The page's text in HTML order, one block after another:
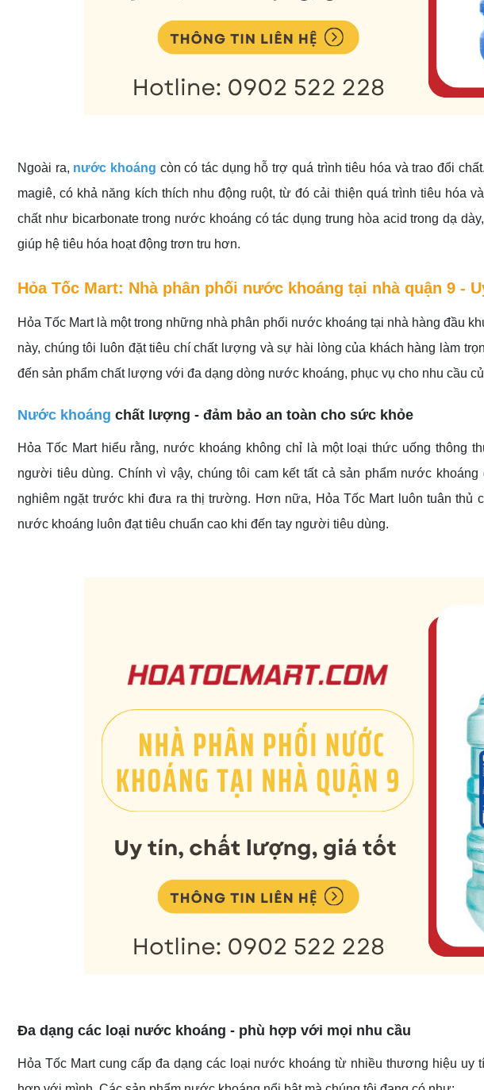
Ngoài ra, nước khoáng còn có tác dụng hỗ trợ quá trình tiêu hóa và trao đổi
magiê, có khả năng kích thích nhu động ruột, từ đó cải thiện quá trình tiêu hóa
chất như bicarbonate trong nước khoáng có tác dụng trung hòa acid trong dạ
giúp hệ tiêu hóa hoạt động trơn tru hơn.
Hỏa Tốc Mart: Nhà phân phối nước khoáng tại nhà quận 9 -
Hỏa Tốc Mart là một trong những nhà phân phối nước khoáng tại nhà hàng đầu
này, chúng tôi luôn đặt tiêu chí chất lượng và sự hài lòng của khách hàng làm
đến sản phẩm chất lượng với đa dạng dòng nước khoáng, phục vụ cho nhu cầu
Nước khoáng chất lượng - đảm bảo an toàn cho sức khỏe
Hỏa Tốc Mart hiểu rằng, nước khoáng không chỉ là một loại thức uống thông
người tiêu dùng. Chính vì vậy, chúng tôi cam kết tất cả sản phẩm nước
nghiêm ngặt trước khi đưa ra thị trường. Hơn nữa, Hỏa Tốc Mart luôn tuân thủ
nước khoáng luôn đạt tiêu chuẩn cao khi đến tay người tiêu dùng.
Đa dạng các loại nước khoáng - phù hợp với mọi nhu cầu
Hỏa Tốc Mart cung cấp đa dạng các loại nước khoáng từ nhiều thương hiệu uy